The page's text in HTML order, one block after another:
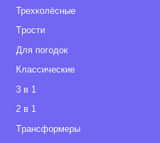
Трехколёсные
Tрости
Для погодок
Классические
3 в 1
2 в 1
Tрансформеры